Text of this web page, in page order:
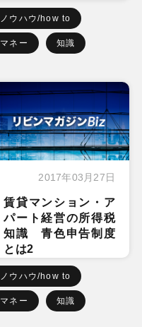
ノウハウ/how to
マネー 知識
2017年03月27日
賃貸マンション・ア
パート経営の所得税
知識 青色申告制度
とは2
ノウハウ/how to
マネー 知識